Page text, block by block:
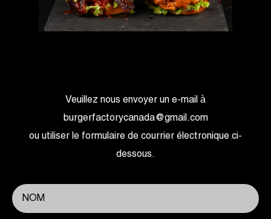
Veuillez nous envoyer un e-mail à
burgerfactorycanada@gmail.com
ou utiliser le formulaire de courrier électronique ci-
dessous.